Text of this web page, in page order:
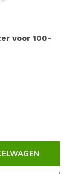
voor 100-